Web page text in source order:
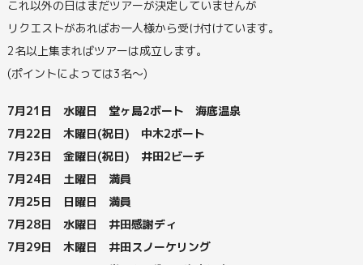
これ以外の日はまだツアーが決定していませんが
リクエストがあればお一人様から受け付けています。
2名以上集まればツアーは成立します。
(ポイントによっては3名～)
7月21日 水曜日 堂ヶ島2ボート 海底温泉
7月22日 木曜日(祝日) 中木2ボート
7月23日 金曜日(祝日) 井田2ビーチ
7月24日 土曜日 満員
7月25日 日曜日 満員
7月28日 水曜日 井田感謝ディ
7月29日 木曜日 井田スノーケリング